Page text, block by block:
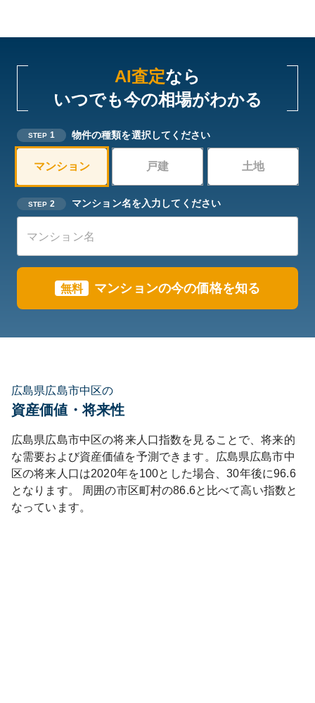
AI査定なら
いつでも今の相場がわかる
STEP 1 物件の種類を選択してください
マンション 戸建 土地
STEP 2 マンション名を入力してください
無料 マンションの今の価格を知る
広島県広島市中区の
資産価値・将来性
広島県広島市中区の将来人口指数を見ることで、将来的
な需要および資産価値を予測できます。
広島県広島市中
区の将来人口は2020年を100とした場合、30年後に96.6
となります。
周囲の市区町村の86.6と比べて高い指数と
なっています。